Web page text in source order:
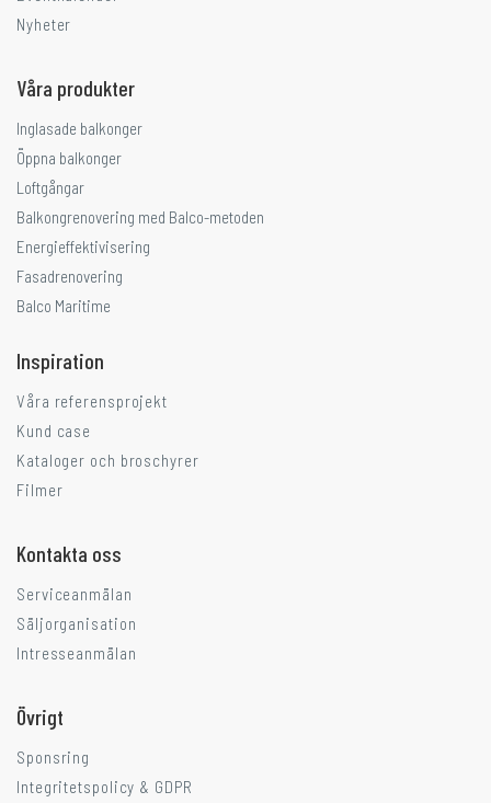
Nyheter
Våra produkter
Inglasade balkonger
Öppna balkonger
Loftgångar
Balkongrenovering med Balco-metoden
Energieffektivisering
Fasadrenovering
Balco Maritime
Inspiration
Våra referensprojekt
Kund case
Kataloger och broschyrer
Filmer
Kontakta oss
Serviceanmälan
Säljorganisation
Intresseanmälan
Övrigt
Sponsring
Integritetspolicy & GDPR